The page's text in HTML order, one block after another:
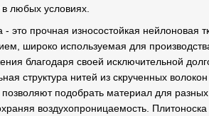
любых условиях.
- это прочная износостойкая нейлоновая
широко используемая для
благодаря своей исключительной
структура нитей из скрученных
подобрать материал для
воздухопроницаемость.